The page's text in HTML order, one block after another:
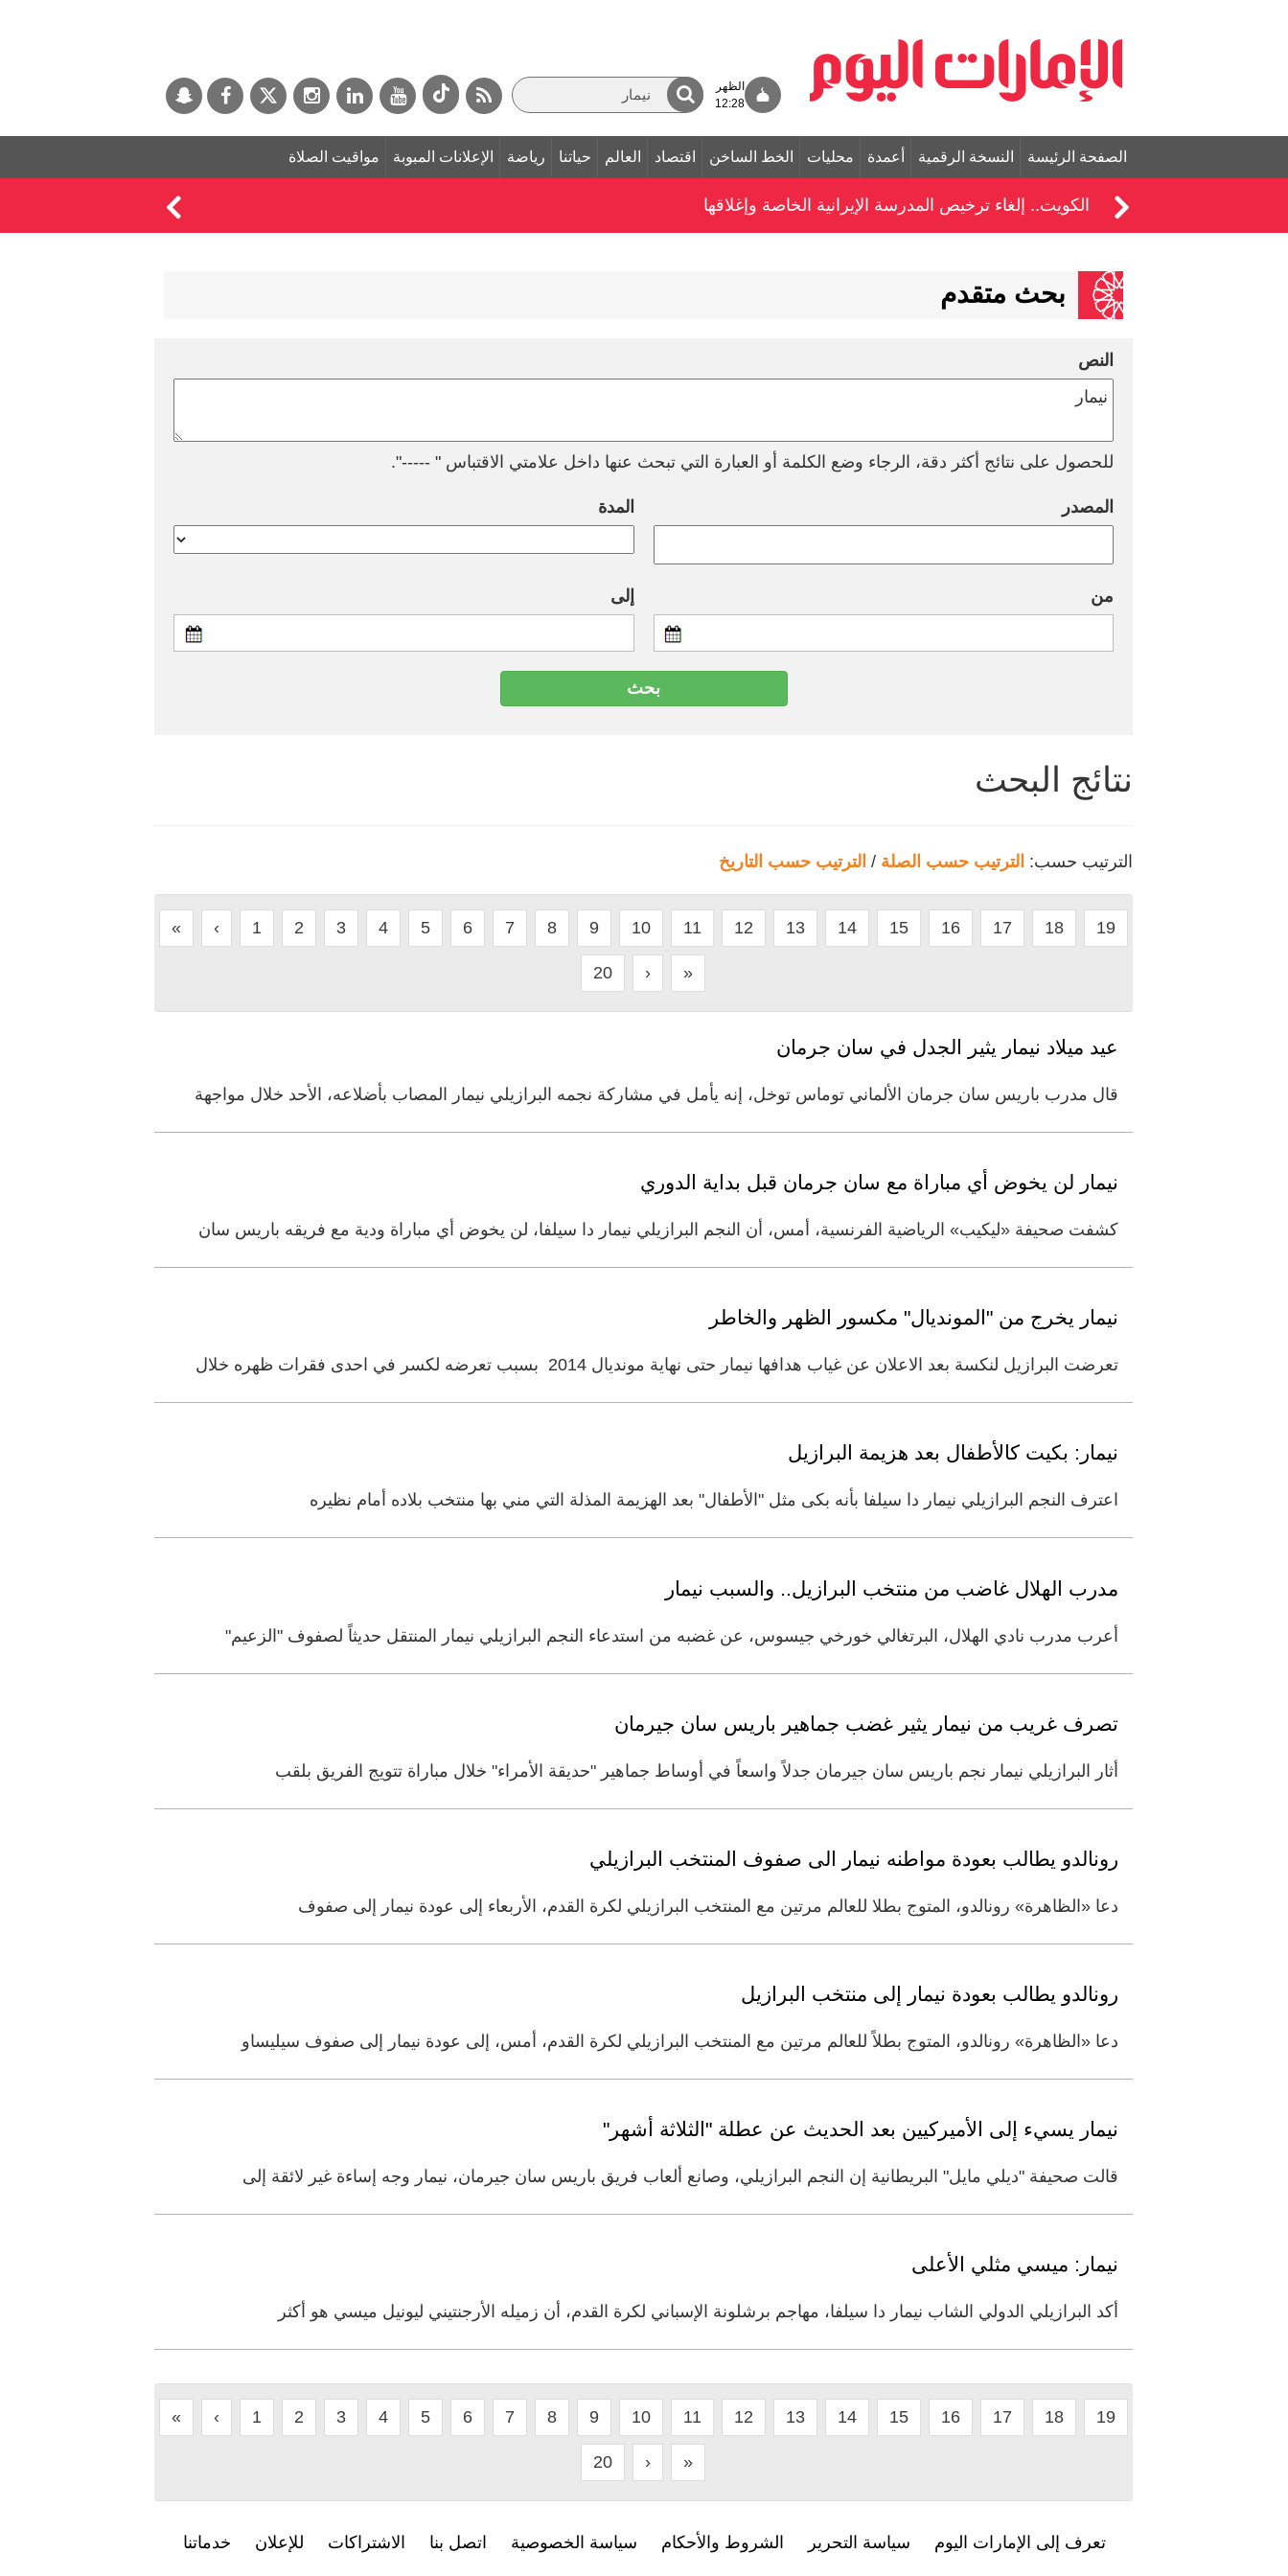
الظهر
12:28
الصفحة الرئيسة النسخة الرقمية أعمدة محليات الخط الساخن اقتصاد العالم حياتنا رياضة الإعلانات المبوبة مواقيت الصلاة
الكويت.. إلغاء ترخيص المدرسة الإيرانية الخاصة وإغلاقها
بحث متقدم
النص
للحصول على نتائج أكثر دقة، الرجاء وضع الكلمة أو العبارة التي تبحث عنها داخل علامتي الاقتباس " -----".
المصدر المدة
من إلى
نتائج البحث
الترتيب حسب: الترتيب حسب الصلة / الترتيب حسب التاريخ
« ‹ 1 2 3 4 5 6 7 8 9 10 11 12 13 14 15 16 17 18 19
20 › »
عيد ميلاد نيمار يثير الجدل في سان جرمان
قال مدرب باريس سان جرمان الألماني توماس توخل، إنه يأمل في مشاركة نجمه البرازيلي نيمار المصاب بأضلاعه، الأحد خلال مواجهة
نيمار لن يخوض أي مباراة مع سان جرمان قبل بداية الدوري
كشفت صحيفة «ليكيب» الرياضية الفرنسية، أمس، أن النجم البرازيلي نيمار دا سيلفا، لن يخوض أي مباراة ودية مع فريقه باريس سان
نيمار يخرج من "المونديال" مكسور الظهر والخاطر
تعرضت البرازيل لنكسة بعد الاعلان عن غياب هدافها نيمار حتى نهاية مونديال 2014 بسبب تعرضه لكسر في احدى فقرات ظهره خلال
نيمار: بكيت كالأطفال بعد هزيمة البرازيل
اعترف النجم البرازيلي نيمار دا سيلفا بأنه بكى مثل "الأطفال" بعد الهزيمة المذلة التي مني بها منتخب بلاده أمام نظيره
مدرب الهلال غاضب من منتخب البرازيل.. والسبب نيمار
أعرب مدرب نادي الهلال، البرتغالي خورخي جيسوس، عن غضبه من استدعاء النجم البرازيلي نيمار المنتقل حديثاً لصفوف "الزعيم"
تصرف غريب من نيمار يثير غضب جماهير باريس سان جيرمان
أثار البرازيلي نيمار نجم باريس سان جيرمان جدلاً واسعاً في أوساط جماهير "حديقة الأمراء" خلال مباراة تتويج الفريق بلقب
رونالدو يطالب بعودة مواطنه نيمار الى صفوف المنتخب البرازيلي
دعا «الظاهرة» رونالدو، المتوج بطلا للعالم مرتين مع المنتخب البرازيلي لكرة القدم، الأربعاء إلى عودة نيمار إلى صفوف
رونالدو يطالب بعودة نيمار إلى منتخب البرازيل
دعا «الظاهرة» رونالدو، المتوج بطلاً للعالم مرتين مع المنتخب البرازيلي لكرة القدم، أمس، إلى عودة نيمار إلى صفوف سيليساو
نيمار يسيء إلى الأميركيين بعد الحديث عن عطلة "الثلاثة أشهر"
قالت صحيفة "ديلي مايل" البريطانية إن النجم البرازيلي، وصانع ألعاب فريق باريس سان جيرمان، نيمار وجه إساءة غير لائقة إلى
نيمار: ميسي مثلي الأعلى
أكد البرازيلي الدولي الشاب نيمار دا سيلفا، مهاجم برشلونة الإسباني لكرة القدم، أن زميله الأرجنتيني ليونيل ميسي هو أكثر
« ‹ 1 2 3 4 5 6 7 8 9 10 11 12 13 14 15 16 17 18 19
20 › »
تعرف إلى الإمارات اليوم سياسة التحرير الشروط والأحكام سياسة الخصوصية اتصل بنا الاشتراكات للإعلان خدماتنا